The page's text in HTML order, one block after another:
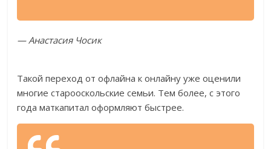
— Анастасия Чосик
Такой переход от офлайна к онлайну уже оценили
многие старооскольские семьи. Тем более, с этого
года маткапитал оформляют быстрее.